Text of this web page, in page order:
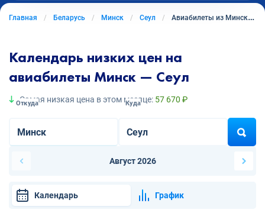
Главная Беларусь Минск Сеул Авиабилеты из Минска в Сеул
Календарь низких цен на
авиабилеты Минск — Сеул
Самая низкая цена в этом месяце: 57 670 ₽
Откуда Куда
Август 2026
Календарь График